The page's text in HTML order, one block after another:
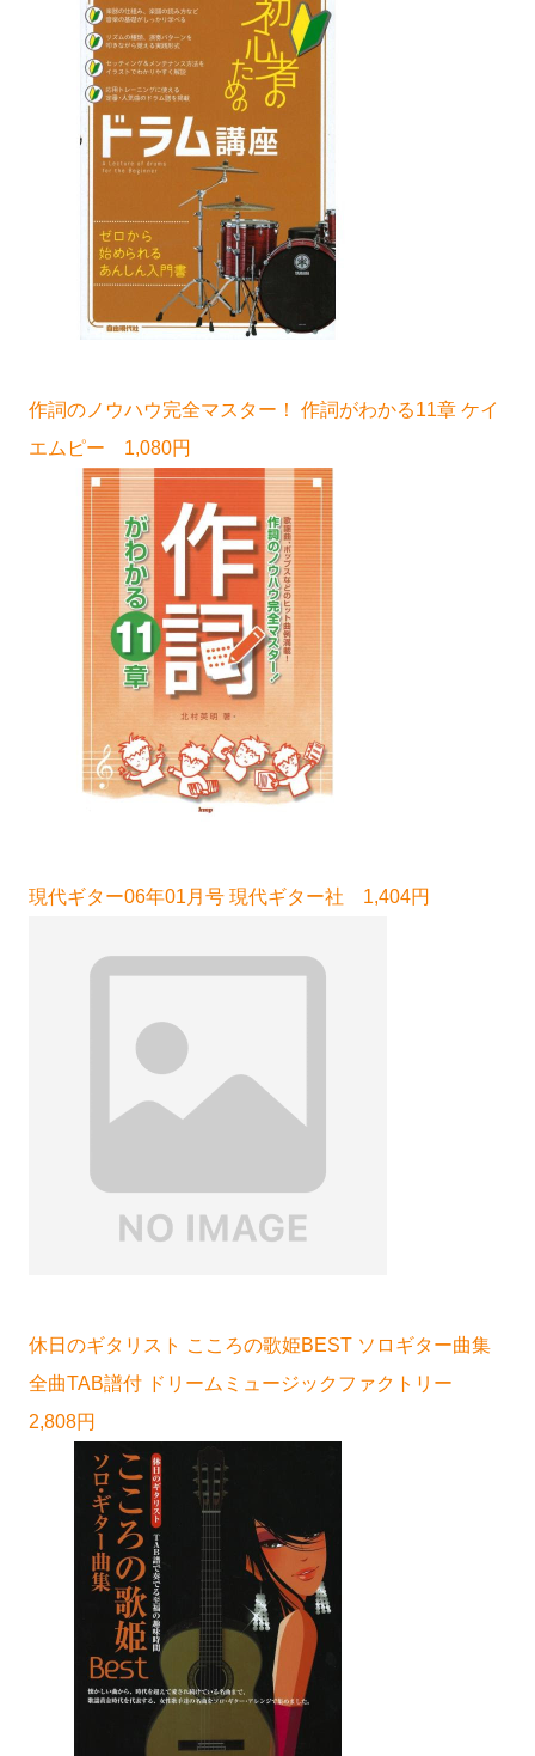
作詞のノウハウ完全マスター！ 作詞がわかる11章 ケイ
エムピー 1,080円
現代ギター06年01月号 現代ギター社 1,404円
休日のギタリスト こころの歌姫BEST ソロギター曲集
全曲TAB譜付 ドリームミュージックファクトリー
2,808円